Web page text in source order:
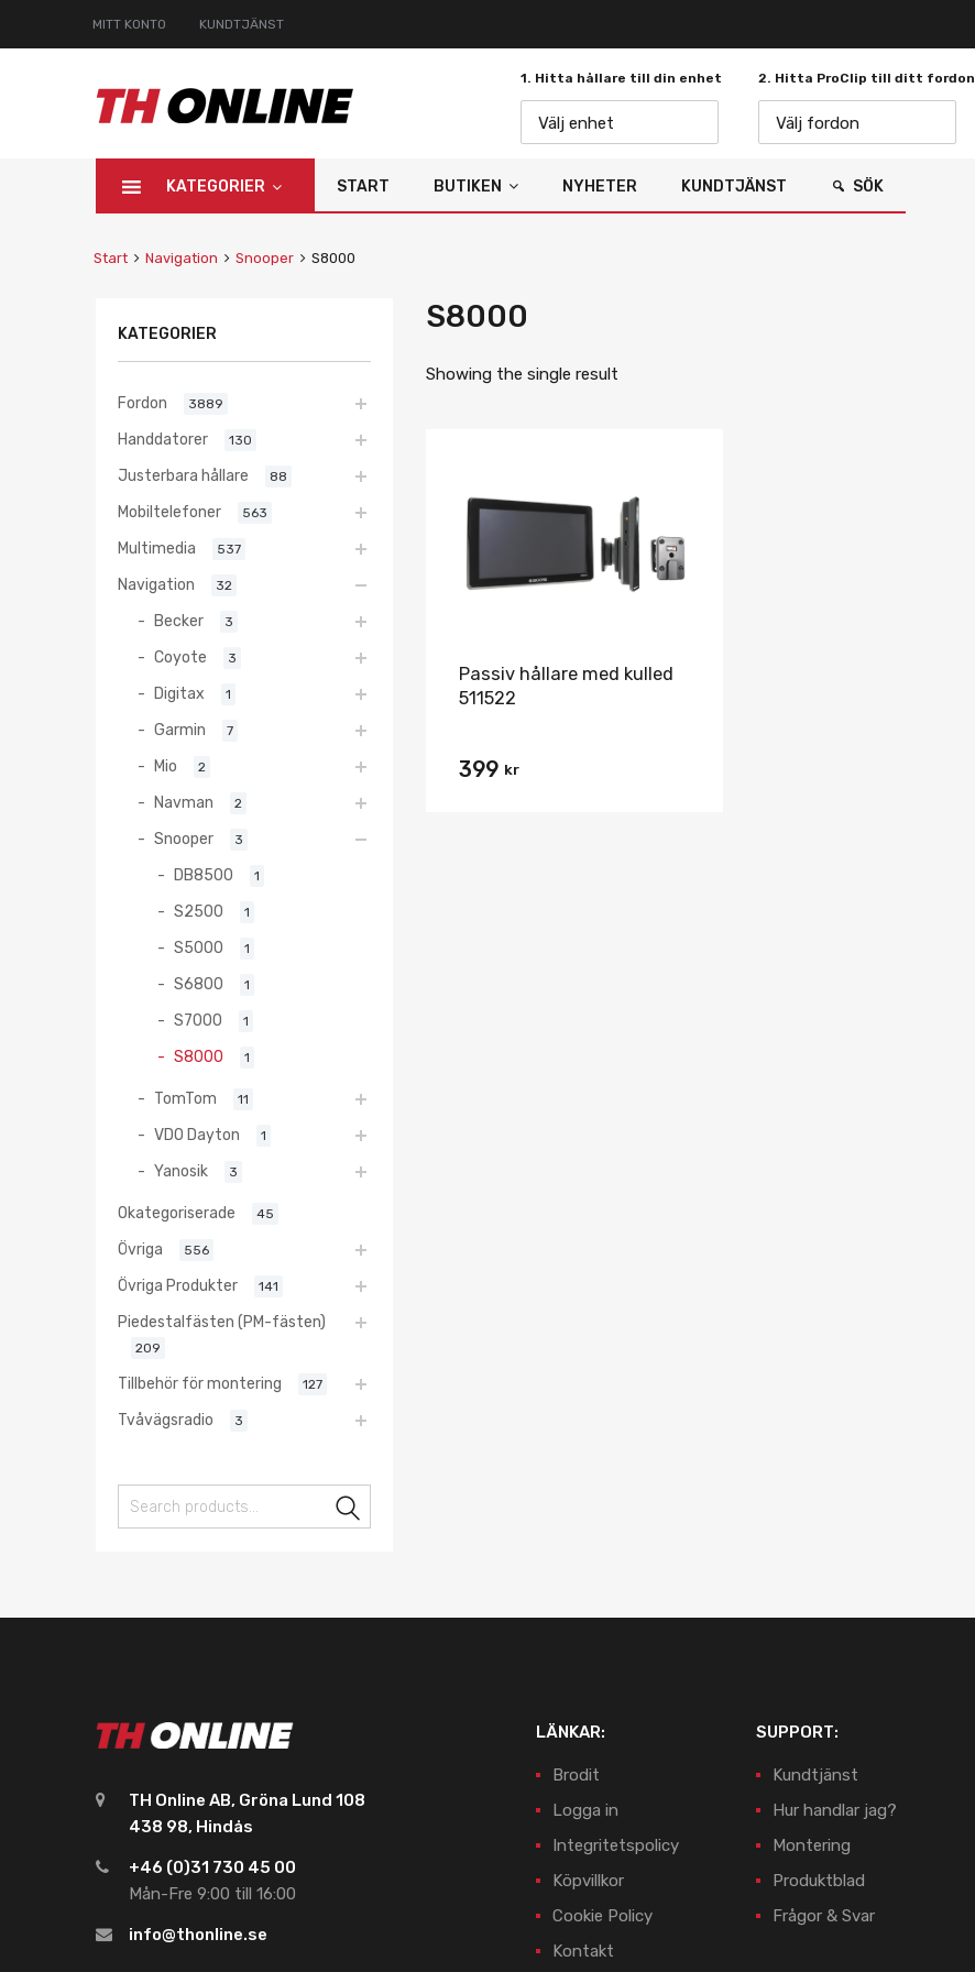
MITT KONTO KUNDTJÄNST
1. Hitta hållare till din enhet
Välj enhet
2. Hitta ProClip till ditt fordon
Välj fordon
KATEGORIER START BUTIKEN NYHETER KUNDTJÄNST SÖK
Start Navigation Snooper S8000
S8000
Showing the single result
Passiv hållare med kulled
511522
399 kr
KATEGORIER
Fordon 3889
Handdatorer 130
Justerbara hållare 88
Mobiltelefoner 563
Multimedia 537
Navigation 32
Becker 3
Coyote 3
Digitax 1
Garmin 7
Mio 2
Navman 2
Snooper 3
DB8500 1
S2500 1
S5000 1
S6800 1
S7000 1
S8000 1
TomTom 11
VDO Dayton 1
Yanosik 3
Okategoriserade 45
Övriga 556
Övriga Produkter 141
Piedestalfästen (PM-fästen)
209
Tillbehör för montering 127
Tvåvägsradio 3
TH Online AB, Gröna Lund 108
438 98, Hindås
+46 (0)31 730 45 00
Mån-Fre 9:00 till 16:00
info@thonline.se
LÄNKAR:
Brodit
Logga in
Integritetspolicy
Köpvillkor
Cookie Policy
Kontakt
SUPPORT:
Kundtjänst
Hur handlar jag?
Montering
Produktblad
Frågor & Svar